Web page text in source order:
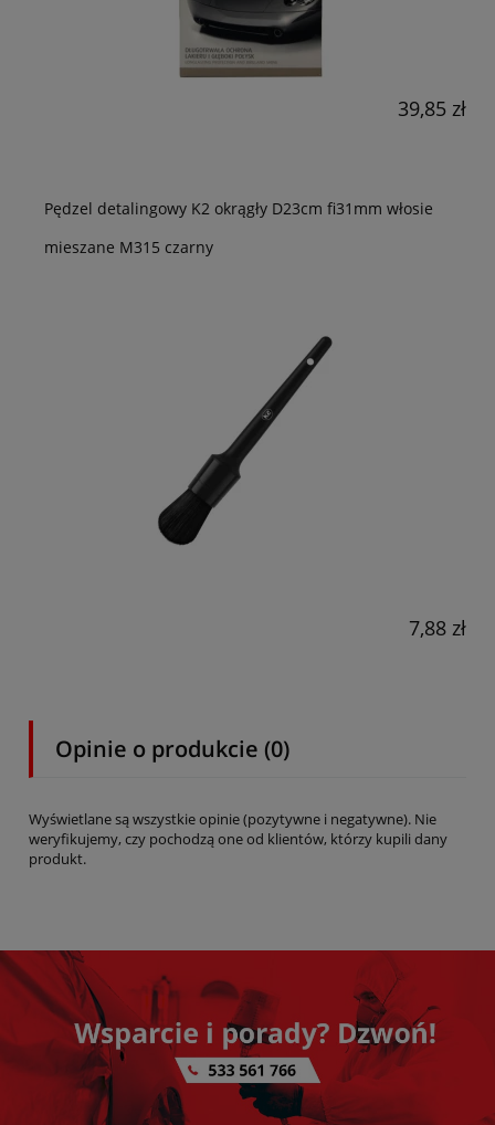
39,85 zł
Pędzel detalingowy K2 okrągły D23cm fi31mm włosie
mieszane M315 czarny
7,88 zł
Opinie o produkcie (0)
Wyświetlane są wszystkie opinie (pozytywne i negatywne). Nie
weryfikujemy, czy pochodzą one od klientów, którzy kupili dany
produkt.